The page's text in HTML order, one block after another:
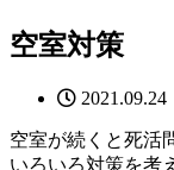
空室対策
2021.09.24
空室が続くと死活
いろいろ対策を考